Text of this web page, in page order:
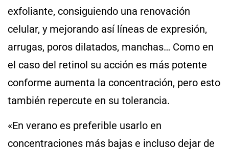
exfoliante, consiguiendo una renovación
celular, y mejorando así líneas de expresión,
arrugas, poros dilatados, manchas… Como en
el caso del retinol su acción es más potente
conforme aumenta la concentración, pero esto
también repercute en su tolerancia.
«En verano es preferible usarlo en
concentraciones más bajas e incluso dejar de